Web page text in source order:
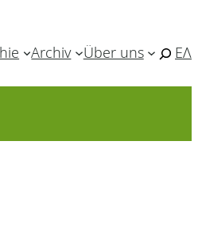
Archiv Über uns ΕΛ